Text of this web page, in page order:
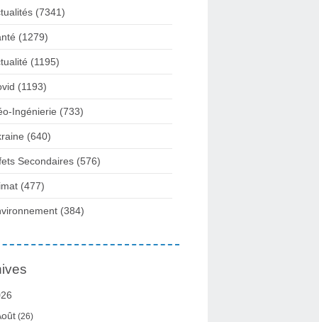
(7341)
(1279)
(1195)
(1193)
Ingénierie (733)
(640)
Secondaires (576)
(477)
(384)
(26)